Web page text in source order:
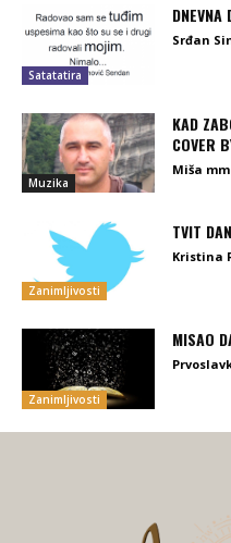
Satatatira
DNEVNA
Srđan
Muzika
KAD
COVER
Miša
Zanimljivosti
TVIT
Kristina
Zanimljivosti
MISAO